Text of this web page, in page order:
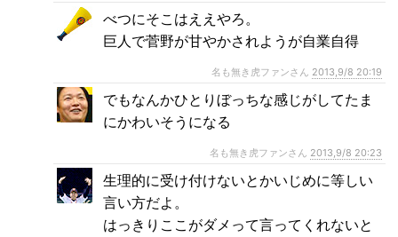
べつにそこはええやろ。
巨人で菅野が甘やかされようが自業自得
名も無き虎ファンさん 2013,9/8 20:19
でもなんかひとりぼっちな感じがしてたま
にかわいそうになる
名も無き虎ファンさん 2013,9/8 20:23
生理的に受け付けないとかいじめに等しい
言い方だよ。
はっきりここがダメって言ってくれないと